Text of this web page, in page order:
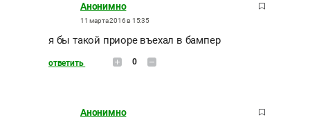
Анонимно
11 марта 2016 в 15:35
я бы такой приоре въехал в бампер
ответить 0
Анонимно